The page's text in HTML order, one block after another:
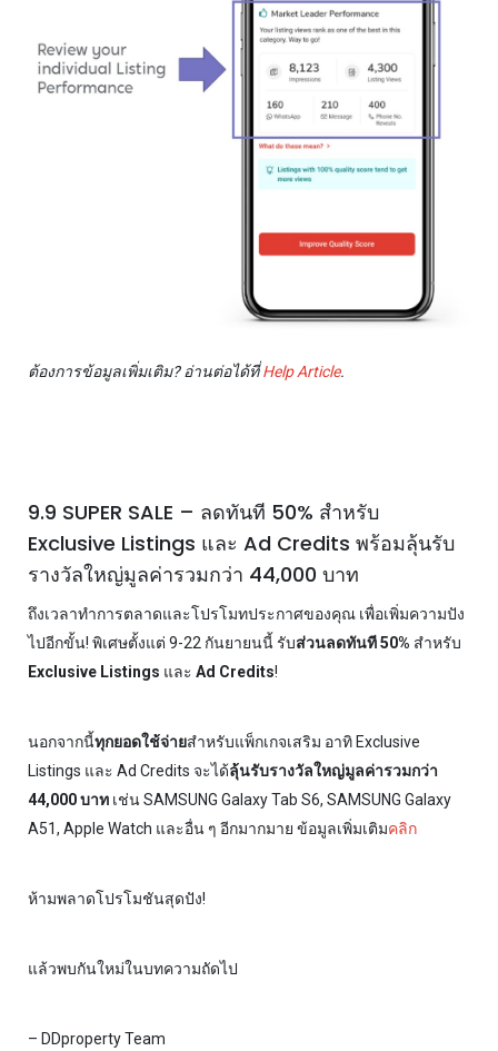
ต้องการข้อมูลเพิ่มเติม? อ่านต่อได้ที่Help Article.
9.9 SUPER SALE – ลดทันที 50% สำหรับ
Exclusive Listings และ Ad Credits พร้อมลุ้นรับ
รางวัลใหญ่มูลค่ารวมกว่า 44,000 บาท
ถึงเวลาทำการตลาดและโปรโมทประกาศของคุณ เพื่อเพิ่มความปัง
ไปอีกขั้น! พิเศษตั้งแต่ 9-22 กันยายนนี้ รับส่วนลดทันที 50% สำหรับ
Exclusive Listings และ Ad Credits!
นอกจากนี้ทุกยอดใช้จ่ายสำหรับแพ็กเกจเสริม อาทิ Exclusive
Listings และ Ad Credits จะได้ลุ้นรับรางวัลใหญ่มูลค่ารวมกว่า
44,000 บาท เช่น SAMSUNG Galaxy Tab S6, SAMSUNG Galaxy
A51, Apple Watch และอื่น ๆ อีกมากมาย ข้อมูลเพิ่มเติมคลิก
ห้ามพลาดโปรโมชันสุดปัง!
แล้วพบกันใหม่ในบทความถัดไป
– DDproperty Team